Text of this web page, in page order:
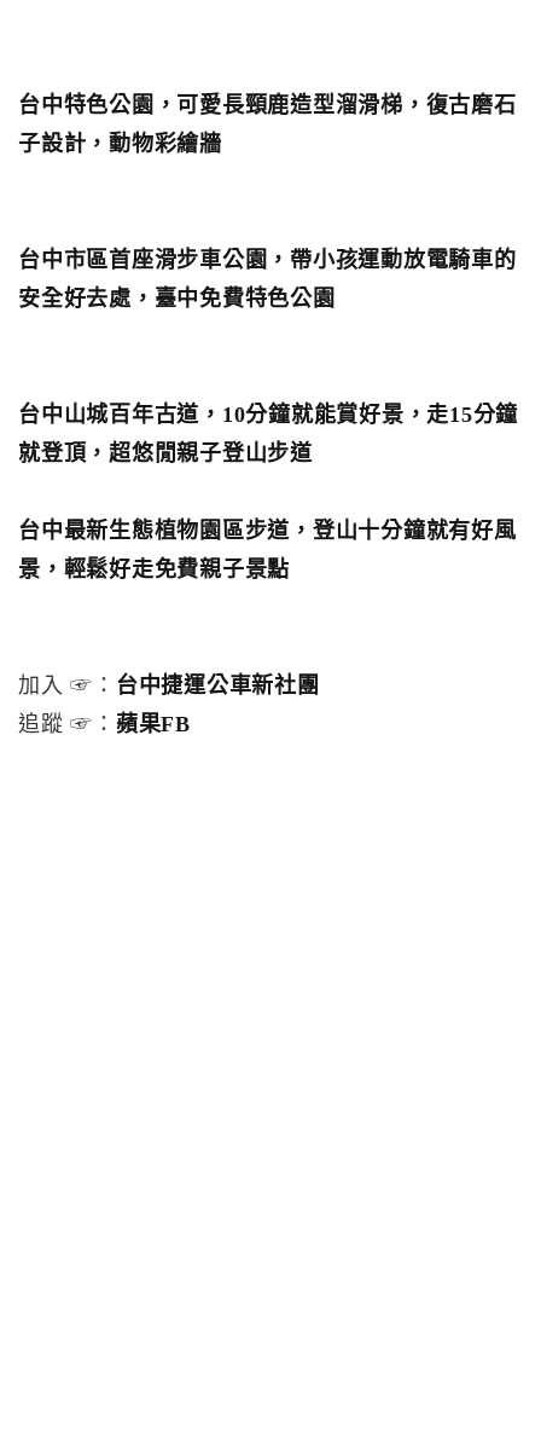
台中特色公園，可愛長頸鹿造型溜滑梯，復古磨石
子設計，動物彩繪牆
台中市區首座滑步車公園，帶小孩運動放電騎車的
安全好去處，臺中免費特色公園
台中山城百年古道，10分鐘就能賞好景，走15分鐘
就登頂，超悠閒親子登山步道
台中最新生態植物園區步道，登山十分鐘就有好風
景，輕鬆好走免費親子景點
加入 ☞： 台中捷運公車新社團
追蹤 ☞： 蘋果FB